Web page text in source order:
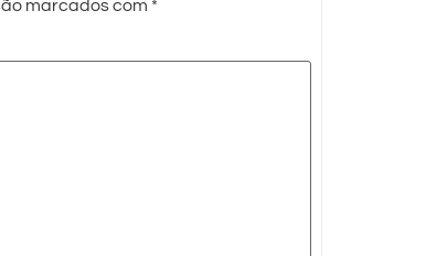
marcados com *